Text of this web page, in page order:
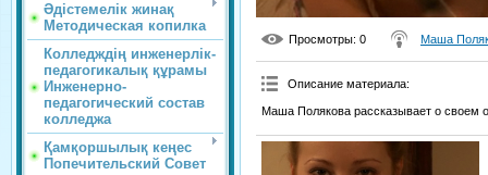
Әдістемелік жинақ
Методическая копилка
Колледждің инженерлік-
педагогикалық құрамы
Инженерно-
педагогический состав
колледжа
Қамқоршылық кеңес
Попечительский Совет
Просмотры: 0 Маша
Описание материала:
Маша Полякова рассказывает о своем